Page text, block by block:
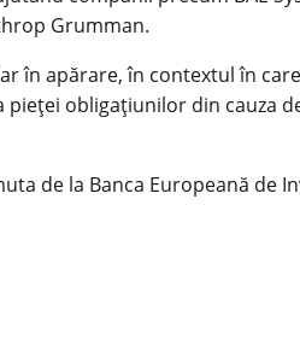
Grumman.
în apărare, în contextul în
obligațiunilor din cauza
de la Banca Europeană de